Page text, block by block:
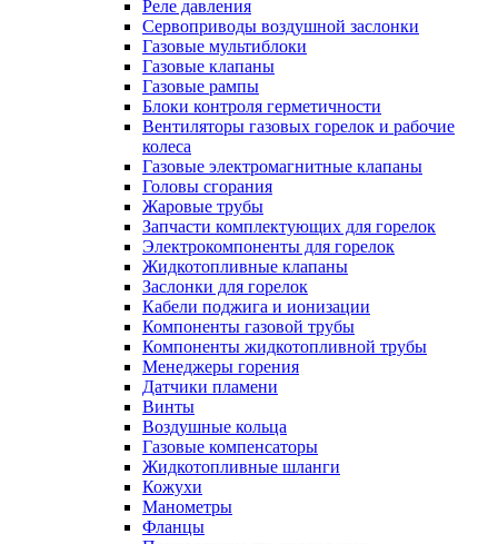
Реле давления
Сервоприводы воздушной заслонки
Газовые мультиблоки
Газовые клапаны
Газовые рампы
Блоки контроля герметичности
Вентиляторы газовых горелок и рабочие
колеса
Газовые электромагнитные клапаны
Головы сгорания
Жаровые трубы
Запчасти комплектующих для горелок
Электрокомпоненты для горелок
Жидкотопливные клапаны
Заслонки для горелок
Кабели поджига и ионизации
Компоненты газовой трубы
Компоненты жидкотопливной трубы
Менеджеры горения
Датчики пламени
Винты
Воздушные кольца
Газовые компенсаторы
Жидкотопливные шланги
Кожухи
Манометры
Фланцы